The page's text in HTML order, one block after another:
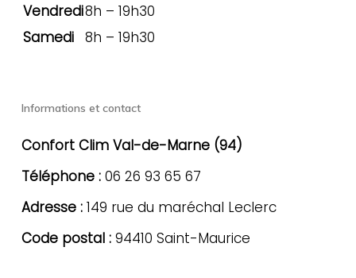
Vendredi8h – 19h30
Samedi 8h – 19h30
Informations et contact
Confort Clim Val-de-Marne (94)
Téléphone :06 26 93 65 67
Adresse :149 rue du maréchal Leclerc
Code postal :94410 Saint-Maurice